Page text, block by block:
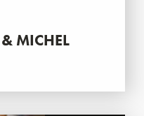
MICHEL